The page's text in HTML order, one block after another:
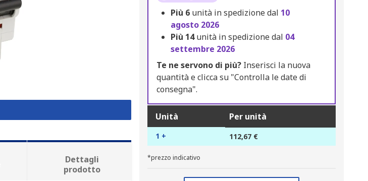
Più 6 unità in spedizione dal 10
agosto 2026
Più 14unità in spedizione dal 04
settembre 2026
Te ne servono di più?Inserisci la nuova
quantità e clicca su "Controlla le date di
consegna".
Unità Per unità
1 + 112,67 €
*prezzo indicativo
Dettagli
prodotto